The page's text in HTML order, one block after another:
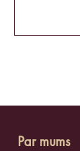
Par mums